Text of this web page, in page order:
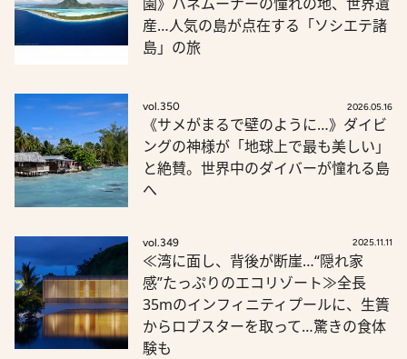
産…人気の島が点在する「ソシエテ諸
島」の旅
vol.350 2026.05.16
《サメがまるで壁のように…》ダイビ
ングの神様が「地球上で最も美しい」
と絶賛。世界中のダイバーが憧れる島
へ
vol.349 2025.11.11
≪湾に面し、背後が断崖…“隠れ家
感”たっぷりのエコリゾート≫全長
35mのインフィニティプールに、生簀
からロブスターを取って…驚きの食体
験も